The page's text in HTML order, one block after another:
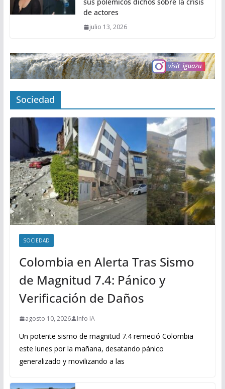
de actores
julio 13, 2026
Sociedad
SOCIEDAD
Colombia en Alerta Tras Sismo
de Magnitud 7.4: Pánico y
Verificación de Daños
agosto 10, 2026 Info IA
Un potente sismo de magnitud 7.4 remeció Colombia
este lunes por la mañana, desatando pánico
generalizado y movilizando a las